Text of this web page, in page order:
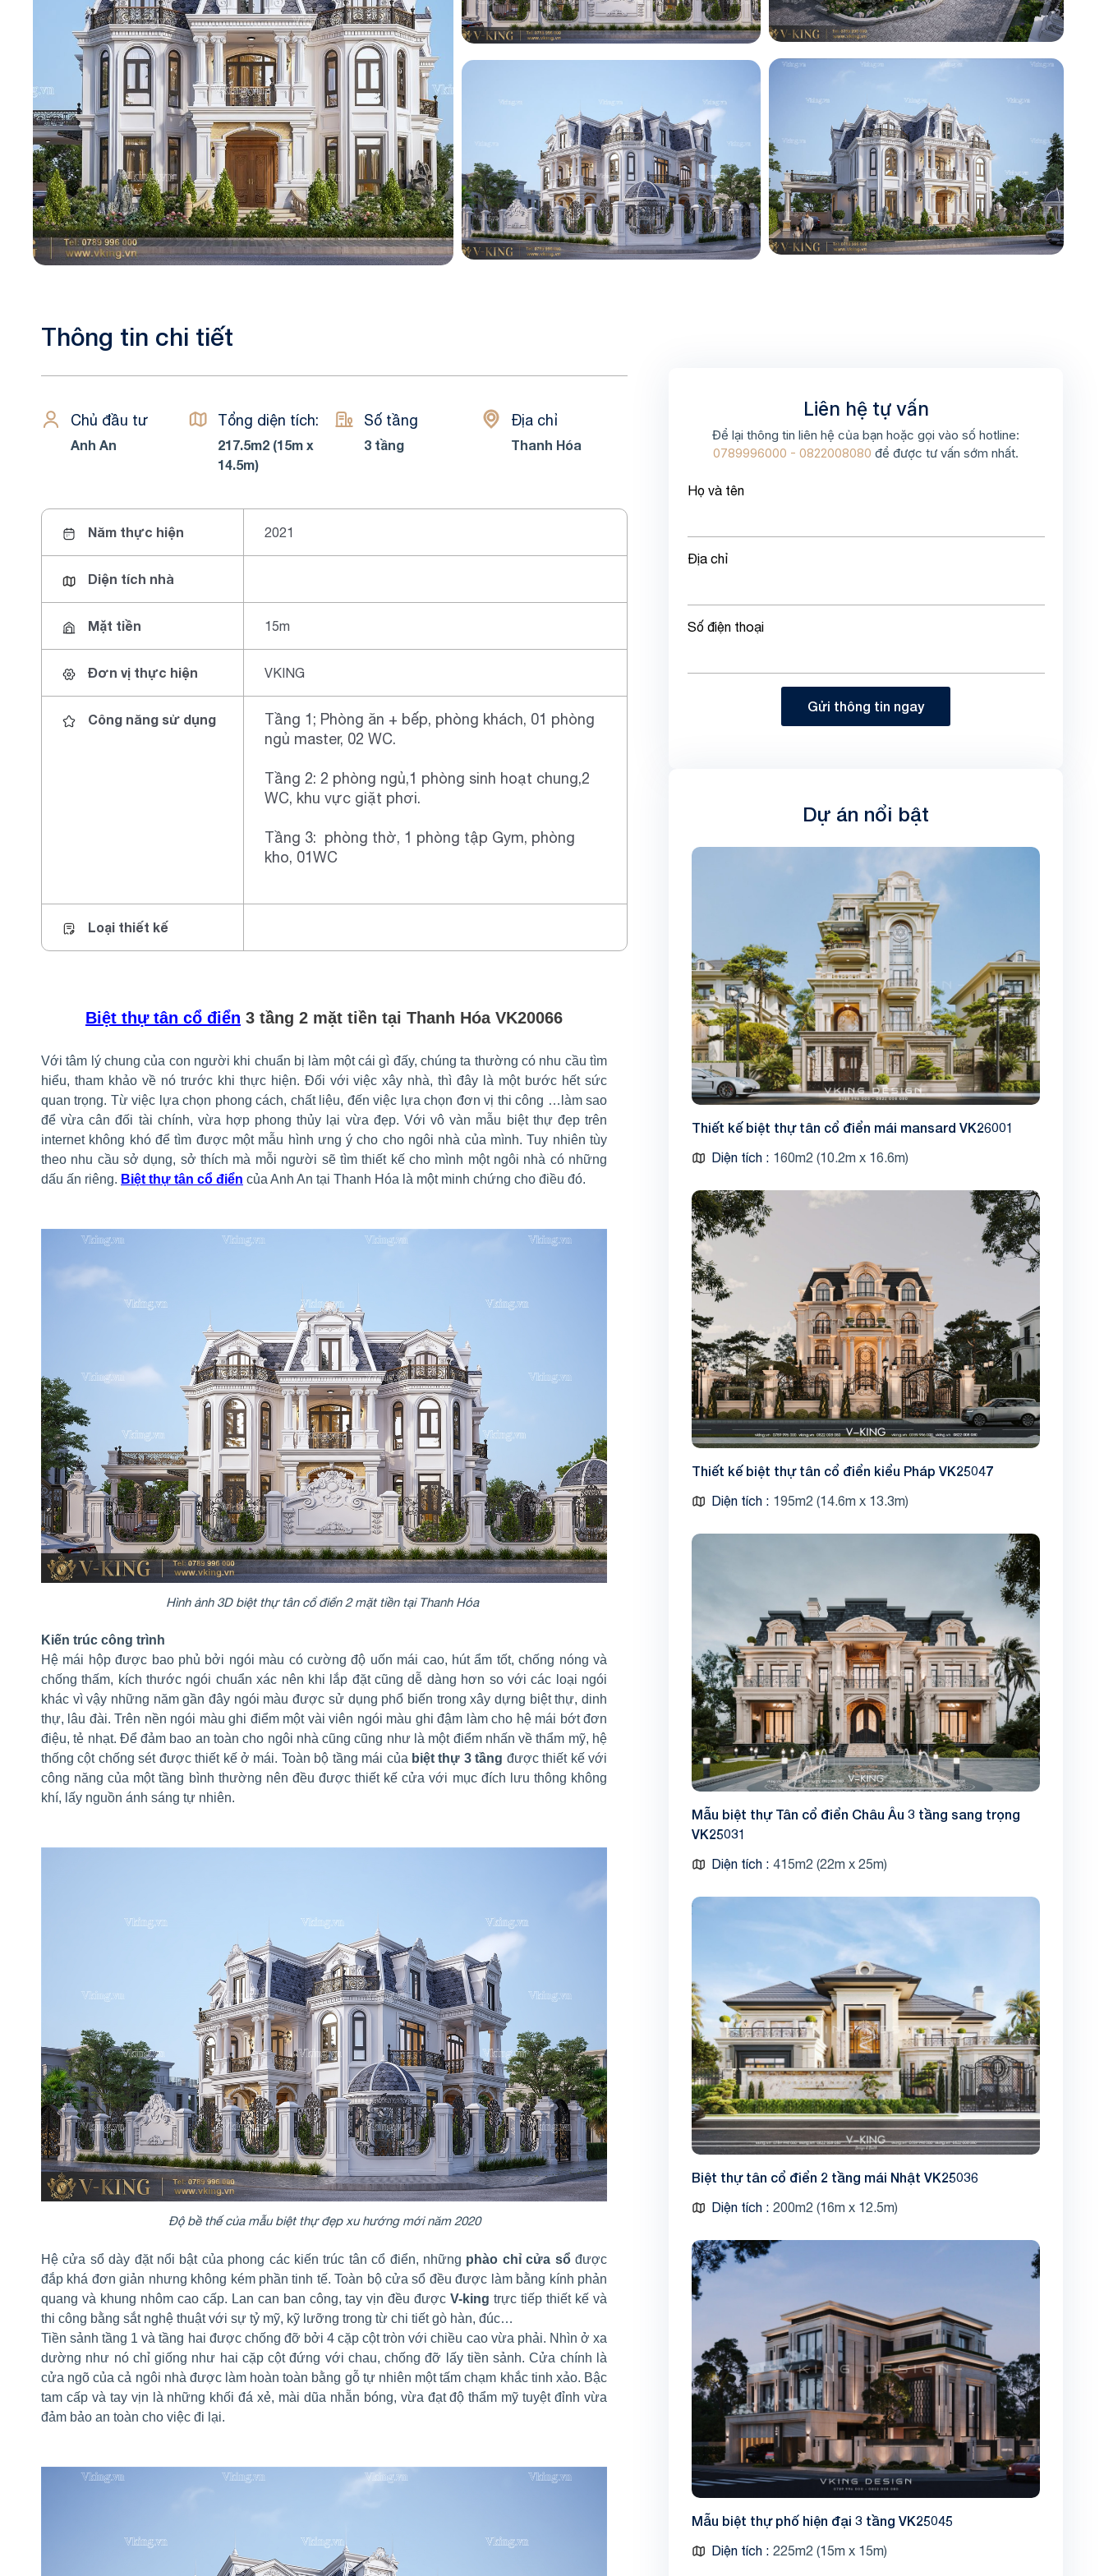
Biệt thự 3 tầng
Biệt thự 4 tầng
Share
Thông tin chi tiết
Chủ đầu tư
Anh An
Tổng diện tích:
217.5m2 (15m x
14.5m)
Số tầng
3 tầng
Địa chỉ
Thanh Hóa
Năm thực hiện 2021
Diện tích nhà
Mặt tiền 15m
Đơn vị thực hiện VKING
Công năng sử dụng
Tầng 1; Phòng ăn + bếp, phòng khách, 01 phòng
ngủ master, 02 WC.
Tầng 2: 2 phòng ngủ,1 phòng sinh hoạt chung,2
WC, khu vực giặt phơi.
Tầng 3: phòng thờ, 1 phòng tập Gym, phòng
kho, 01WC
Loại thiết kế
Biệt thự tân cổ điển 3 tầng 2 mặt tiền tại Thanh Hóa VK20066
Với tâm lý chung của con người khi chuẩn bị làm một cái gì đấy, chúng ta thường có nhu cầu tìm
hiểu, tham khảo về nó trước khi thực hiện. Đối với việc xây nhà, thì đây là một bước hết sức
quan trọng. Từ việc lựa chọn phong cách, chất liệu, đến việc lựa chọn đơn vị thi công …làm sao
để vừa cân đối tài chính, vừa hợp phong thủy lại vừa đẹp. Với vô vàn mẫu biệt thự đẹp trên
internet không khó để tìm được một mẫu hình ưng ý cho cho ngôi nhà của mình. Tuy nhiên tùy
theo nhu cầu sở dụng, sở thích mà mỗi người sẽ tìm thiết kế cho mình một ngôi nhà có những
dấu ấn riêng. Biệt thự tân cổ điển của Anh An tại Thanh Hóa là một minh chứng cho điều đó.
Hình ảnh 3D biệt thự tân cổ điển 2 mặt tiền tại Thanh Hóa
Kiến trúc công trình
Hệ mái hộp được bao phủ bởi ngói màu có cường độ uốn mái cao, hút ẩm tốt, chống nóng và
chống thấm, kích thước ngói chuẩn xác nên khi lắp đặt cũng dễ dàng hơn so với các loại ngói
khác vì vậy những năm gần đây ngói màu được sử dụng phổ biến trong xây dựng biệt thự, dinh
thự, lâu đài. Trên nền ngói màu ghi điểm một vài viên ngói màu ghi đậm làm cho hệ mái bớt đơn
điệu, tẻ nhạt. Để đảm bao an toàn cho ngôi nhà cũng cũng như là một điểm nhấn về thẩm mỹ, hệ
thống cột chống sét được thiết kế ở mái. Toàn bộ tầng mái của biệt thự 3 tầng được thiết kế với
công năng của một tầng bình thường nên đều được thiết kế cửa với mục đích lưu thông không
khí, lấy nguồn ánh sáng tự nhiên.
Độ bề thế của mẫu biệt thự đẹp xu hướng mới năm 2020
Hệ cửa sổ dày đặt nổi bật của phong các kiến trúc tân cổ điển, những phào chỉ cửa sổđược
đắp khá đơn giản nhưng không kém phần tinh tế. Toàn bộ cửa sổ đều được làm bằng kính phản
quang và khung nhôm cao cấp. Lan can ban công, tay vịn đều đượcV-king trực tiếp thiết kế và
thi công bằng sắt nghệ thuật với sự tỷ mỹ, kỹ lưỡng trong từ chi tiết gò hàn, đúc…
Tiền sảnh tầng 1 và tầng hai được chống đỡ bởi 4 cặp cột tròn với chiều cao vừa phải. Nhìn ở xa
dường như nó chỉ giống như hai cặp cột đứng với chau, chống đỡ lấy tiền sảnh. Cửa chính là
cửa ngõ của cả ngôi nhà được làm hoàn toàn bằng gỗ tự nhiên một tấm chạm khắc tinh xảo. Bậc
tam cấp và tay vịn là những khối đá xẻ, mài dũa nhẵn bóng, vừa đạt độ thẩm mỹ tuyệt đỉnh vừa
đảm bảo an toàn cho việc đi lại.
Liên hệ tự vấn
Để lại thông tin liên hệ của bạn hoặc gọi vào số hotline:
0789996000 - 0822008080 để được tư vấn sớm nhất.
Họ và tên
Địa chỉ
Số điện thoại
Gửi thông tin ngay
Dự án nổi bật
Thiết kế biệt thự tân cổ điển mái mansard VK26001
Diện tích 160m2 (10.2m x 16.6m)
Thiết kế biệt thự tân cổ điển kiểu Pháp VK25047
Diện tích 195m2 (14.6m x 13.3m)
Mẫu biệt thự Tân cổ điển Châu Âu 3 tầng sang trọng
VK25031
Diện tích 415m2 (22m x 25m)
Biệt thự tân cổ điển 2 tầng mái Nhật VK25036
Diện tích 200m2 (16m x 12.5m)
Mẫu biệt thự phố hiện đại 3 tầng VK25045
Diện tích 225m2 (15m x 15m)